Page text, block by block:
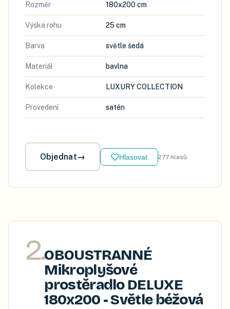
Rozměr 180x200 cm
Výška rohu 25 cm
Barva světle šedá
Materiál bavlna
Kolekce LUXURY COLLECTION
Provedení satén
Objednat→ Hlasovat 277 hlasů
2.OBOUSTRANNÉ
Mikroplyšové
prostěradlo DELUXE
180x200 - Světle béžová